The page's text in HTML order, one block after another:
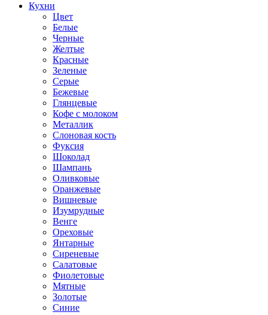
Кухни
Цвет
Белые
Черные
Желтые
Красные
Зеленые
Серые
Бежевые
Глянцевые
Кофе с молоком
Металлик
Слоновая кость
Фуксия
Шоколад
Шампань
Оливковые
Оранжевые
Вишневые
Изумрудные
Венге
Ореховые
Янтарные
Сиреневые
Салатовые
Фиолетовые
Мятные
Золотые
Синие